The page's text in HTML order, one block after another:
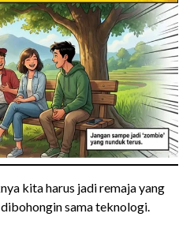
kita harus jadi remaja yang
sama teknologi.